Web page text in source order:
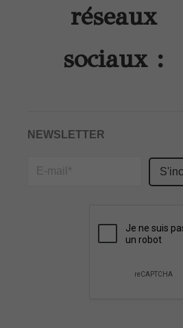
réseaux
sociaux :
NEWSLETTER
Please
leave
field
empty.